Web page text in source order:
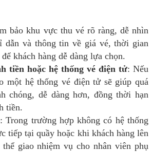
bảo khu vực thu vé rõ ràng, dễ nhìn
dẫn và thông tin về giá vé, thời gian
khách hàng dễ dàng lựa chọn.
tiền hoặc hệ thống vé điện tử: Nếu
một hệ thống vé điện tử sẽ giúp quá
chóng, dễ dàng hơn, đồng thời hạn
tiền.
: Trong trường hợp không có hệ thống
tiếp tại quầy hoặc khi khách hàng lên
giao nhiệm vụ cho nhân viên phụ